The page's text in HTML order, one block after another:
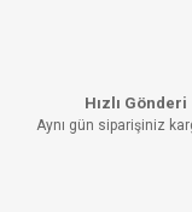
Ürün fiyatı
Hızlı Gönderi
Aynı gün siparişiniz